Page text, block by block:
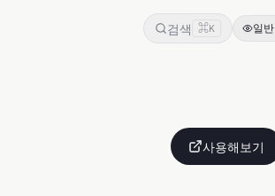
검색 ⌘K 일반
사용해보기